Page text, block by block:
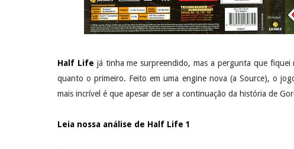
Half Life já tinha me surpreendido, mas a pergunta que
quanto o primeiro. Feito em uma engine nova (a Source), o
mais incrível é que apesar de ser a continuação da história de
Leia nossa análise de Half Life 1